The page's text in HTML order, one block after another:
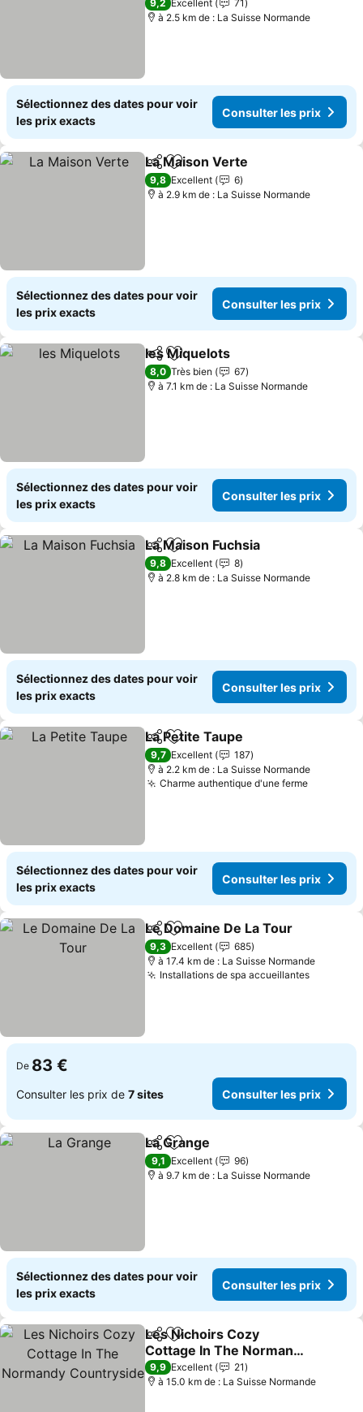
9,2 Excellent
71
à 2.5 km de : La Suisse Normande
Sélectionnez des dates pour voir
les prix exacts
Consulter les prix
PartagerAjouter à mes favoris
La Maison Verte
9,8 Excellent
6
à 2.9 km de : La Suisse Normande
Sélectionnez des dates pour voir
les prix exacts
Consulter les prix
PartagerAjouter à mes favoris
les Miquelots
8,0 Très bien
67
à 7.1 km de : La Suisse Normande
Sélectionnez des dates pour voir
les prix exacts
Consulter les prix
PartagerAjouter à mes favoris
La Maison Fuchsia
9,8 Excellent
8
à 2.8 km de : La Suisse Normande
Sélectionnez des dates pour voir
les prix exacts
Consulter les prix
PartagerAjouter à mes favoris
La Petite Taupe
9,7 Excellent
187
à 2.2 km de : La Suisse Normande
Charme authentique d'une ferme
Sélectionnez des dates pour voir
les prix exacts
Consulter les prix
PartagerAjouter à mes favoris
Le Domaine De La Tour
9,3 Excellent
685
à 17.4 km de : La Suisse Normande
Installations de spa accueillantes
De 83 €
Consulter les prix de 7 sites Consulter les prix
PartagerAjouter à mes favoris
La Grange
9,1 Excellent
96
à 9.7 km de : La Suisse Normande
Sélectionnez des dates pour voir
les prix exacts
Consulter les prix
PartagerAjouter à mes favoris
Les Nichoirs Cozy
Cottage In The Normandy
Countryside
9,9 Excellent
21
à 15.0 km de : La Suisse Normande